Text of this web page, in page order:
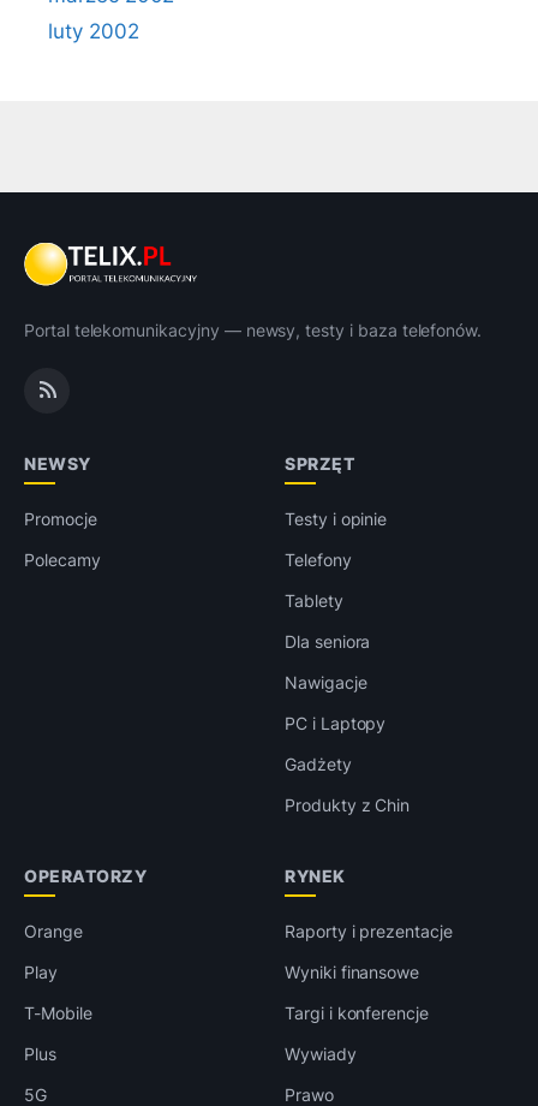
luty 2002
Portal telekomunikacyjny — newsy, testy i baza telefonów.
NEWSY
Promocje
Polecamy
SPRZĘT
Testy i opinie
Telefony
Tablety
Dla seniora
Nawigacje
PC i Laptopy
Gadżety
Produkty z Chin
OPERATORZY
Orange
Play
T-Mobile
Plus
5G
RYNEK
Raporty i prezentacje
Wyniki finansowe
Targi i konferencje
Wywiady
Prawo